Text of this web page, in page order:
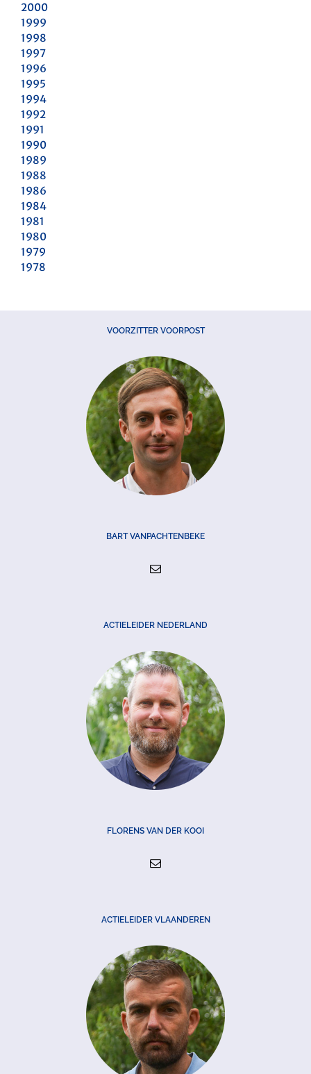
2000
1999
1998
1997
1996
1995
1994
1992
1991
1990
1989
1988
1986
1984
1981
1980
1979
1978
VOORZITTER VOORPOST
BART VANPACHTENBEKE
ACTIELEIDER NEDERLAND
FLORENS VAN DER KOOI
ACTIELEIDER VLAANDEREN